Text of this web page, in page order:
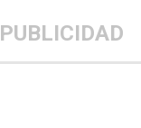
PUBLICIDAD